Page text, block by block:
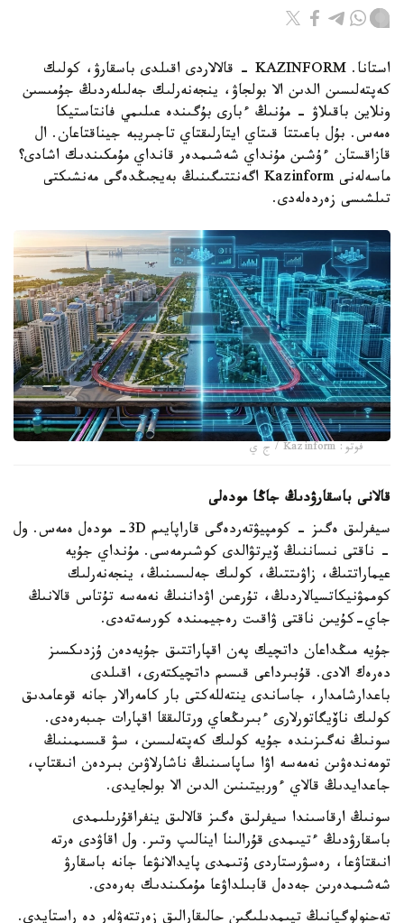
استانا. KAZINFORM - قالالاردى اقىلدى باسقارۋ، كولىك
كەپتەلىسىن الدىن الا بولجاۋ، ينجەنەرلىك جەلىلەردىڭ جۇمىسىن
ونلاين باقىلاۋ - مۇنىڭ ءبارى بۇگىندە عىلىمي فانتاستيكا
ەمەس. بۇل باعىتتا قىتاي ايتارلىقتاي تاجىريبە جيناقتاعان. ال
قازاقستان ءۇشىن مۇنداي شەشىمدەر قانداي مۇمكىندىك اشادى؟
ماسەلەنى Kazinform اگەنتتىگىنىڭ بەيجىڭدەگى مەنشىكتى
تىلشىسى زەردەلەدى.
فوتو: Kazinform / ج ي
قالانى باسقارۋدىڭ جاڭا مودەلى
سيفرلىق ەگىز - كومپيۋتەردەگى قاراپايىم 3D- مودەل ەمەس. ول
- ناقتى نىساننىڭ ۆيرتۋالدى كوشىرمەسى. مۇنداي جۇيە
عيماراتتىڭ، زاۋىتتىڭ، كولىك جەلىسىنىڭ، ينجەنەرلىك
كوممۋنيكاتسيالاردىڭ، تۇرعىن اۋداننىڭ نەمەسە تۇتاس قالانىڭ
جاي-كۇيىن ناقتى ۋاقىت رەجيمىندە كورسەتەدى.
جۇيە مىڭداعان داتچيك پەن اقپاراتتىق جۇيەدەن ۇزدىكسىز
دەرەك الادى. قۇبىرداعى قىسىم داتچيكتەرى، اقىلدى
باعدارشامدار، جاساندى ينتەللەكتى بار كامەرالار جانە قوعامدىق
كولىك ناۆيگاتورلارى ءبىرىڭعاي ورتالىققا اقپارات جىبەرەدى.
سونىڭ نەگىزىندە جۇيە كولىك كەپتەلىسىن، سۋ قىسىمىنىڭ
تومەندەۋىن نەمەسە اۋا ساپاسىنىڭ ناشارلاۋىن بىردەن انىقتاپ،
جاعدايدىڭ قالاي ءوربيتىنىن الدىن الا بولجايدى.
سونىڭ ارقاسىندا سيفرلىق ەگىز قالالىق ينفراقۇرىلىمدى
باسقارۋدىڭ ءتيىمدى قۇرالىنا اينالىپ وتىر. ول اقاۋدى ەرتە
انىقتاۋعا، رەسۋرستاردى ۇتىمدى پايدالانۋعا جانە باسقارۋ
شەشىمدەرىن جەدەل قابىلداۋعا مۇمكىندىك بەرەدى.